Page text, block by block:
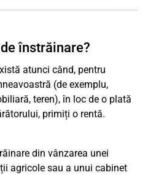
înstrăinare?
atunci când, pentru
(de exemplu,
teren), în loc de o plată
primiți o rentă.
din vânzarea unei
agricole sau a unui cabinet